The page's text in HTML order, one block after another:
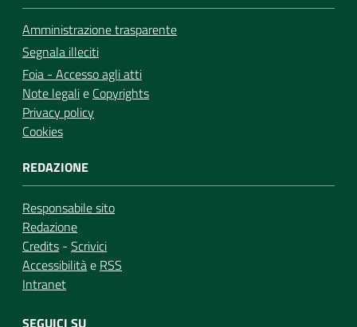
Amministrazione trasparente
Segnala illeciti
Foia - Accesso agli atti
Note legalie Copyrights
Privacy policy
Cookies
REDAZIONE
Responsabile sito
Redazione
Credits - Scrivici
Accessibilitàe RSS
Intranet
SEGUICI SU